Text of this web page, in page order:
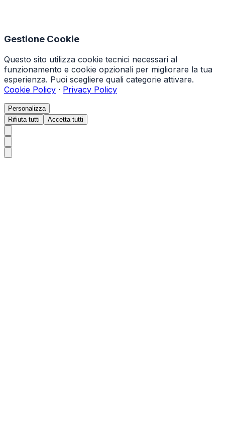
Gestione Cookie
Questo sito utilizza cookie tecnici necessari al
funzionamento e cookie opzionali per migliorare la tua
esperienza. Puoi scegliere quali categorie attivare.
Cookie Policy · Privacy Policy
Personalizza
Rifiuta tutti
Accetta tutti